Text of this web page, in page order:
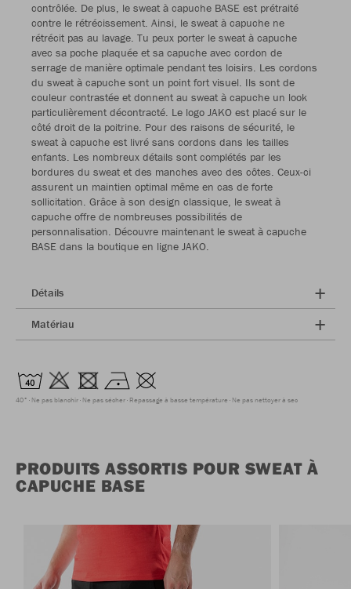
contrôlée. De plus, le sweat à capuche BASE est prétraité
contre le rétrécissement. Ainsi, le sweat à capuche ne
rétrécit pas au lavage. Tu peux porter le sweat à capuche
avec sa poche plaquée et sa capuche avec cordon de
serrage de manière optimale pendant tes loisirs. Les cordons
du sweat à capuche sont un point fort visuel. Ils sont de
couleur contrastée et donnent au sweat à capuche un look
particulièrement décontracté. Le logo JAKO est placé sur le
côté droit de la poitrine. Pour des raisons de sécurité, le
sweat à capuche est livré sans cordons dans les tailles
enfants. Les nombreux détails sont complétés par les
bordures du sweat et des manches avec des côtes. Ceux-ci
assurent un maintien optimal même en cas de forte
sollicitation. Grâce à son design classique, le sweat à
capuche offre de nombreuses possibilités de
personnalisation. Découvre maintenant le sweat à capuche
BASE dans la boutique en ligne JAKO.
Détails
Matériau
40° Ne pas blanchir Ne pas sécher Repassage à basse température Ne pas nettoyer à sec
PRODUITS ASSORTIS POUR SWEAT À
CAPUCHE BASE